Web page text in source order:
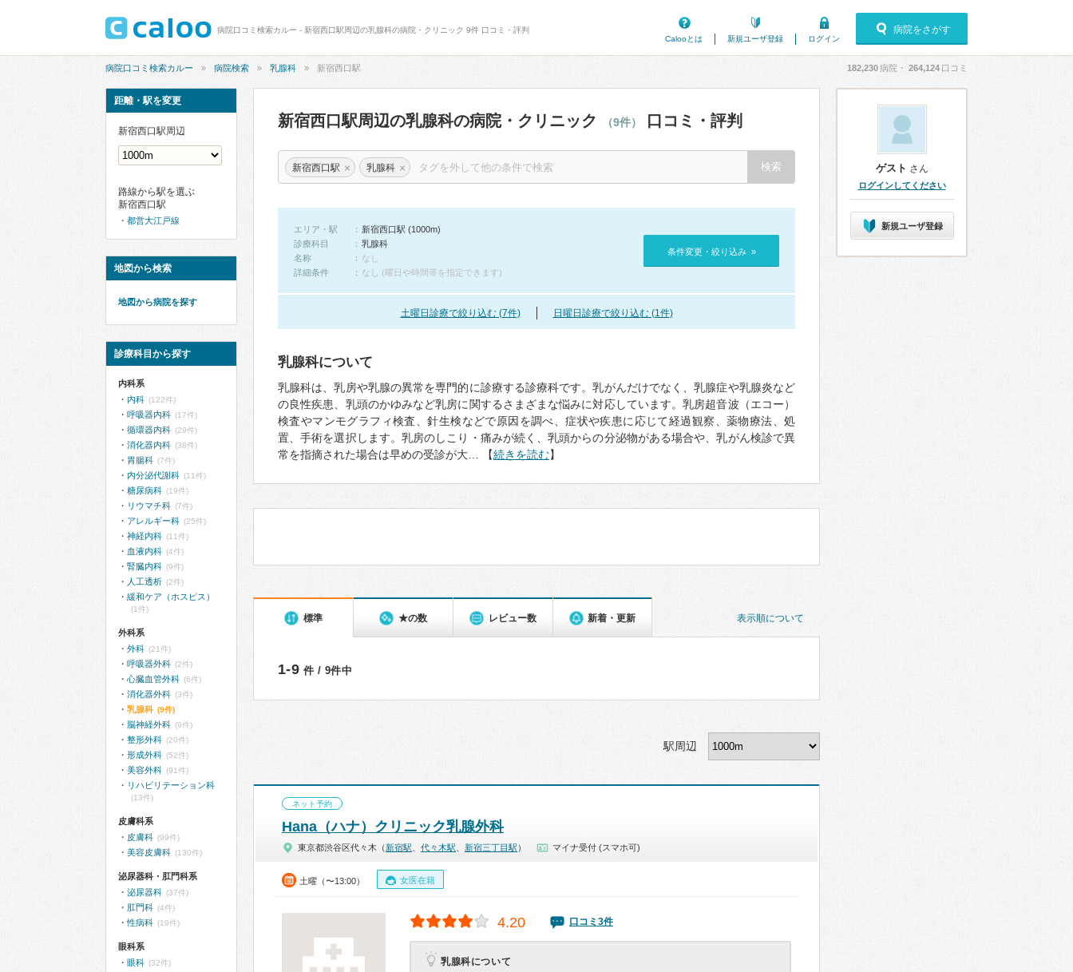
病院口コミ検索カルー - 新宿西口駅周辺の乳腺科の病院・クリニック 9件 口コミ・評判
Calooとは
新規ユーザ登録 ログイン
病院をさがす
病院口コミ検索カルー 病院検索 乳腺科 新宿西口駅 182,230病院・ 264,124 口コミ
新宿西口駅周辺の乳腺科の病院・クリニック （9件） 口コミ・評判
新宿西口駅 × 乳腺科 ×
エリア・駅
新宿西口駅 (1000m)
診療科目
乳腺科
名称
なし
詳細条件
なし (曜日や時間帯を指定できます)
条件変更・絞り込み »
土曜日診療で絞り込む (7件) 日曜日診療で絞り込む (1件)
乳腺科について
乳腺科は、乳房や乳腺の異常を専門的に診療する診療科です。乳がんだけでなく、乳腺症や乳腺炎など
の良性疾患、乳頭のかゆみなど乳房に関するさまざまな悩みに対応しています。乳房超音波（エコー）
検査やマンモグラフィ検査、針生検などで原因を調べ、症状や疾患に応じて経過観察、薬物療法、処
置、手術を選択します。乳房のしこり・痛みが続く、乳頭からの分泌物がある場合や、乳がん検診で異
常を指摘された場合は早めの受診が大… 【続きを読む】
表示順について
標準 ★の数 レビュー数 新着・更新
1-9 件 / 9件中
駅周辺
ネット予約
Hana（ハナ）クリニック乳腺外科
東京都渋谷区代々木（ 新宿駅 代々木駅 新宿三丁目駅 ） マイナ受付 (スマホ可)
土曜（〜13:00） 女医在籍
4.20 口コミ3件
乳腺科について
距離・駅を変更
新宿西口駅周辺
路線から駅を選ぶ
新宿西口駅
都営大江戸線
地図から検索
地図から病院を探す
診療科目から探す
内科系
内科 (122件)
呼吸器内科 (17件)
循環器内科 (29件)
消化器内科 (38件)
胃腸科 (7件)
内分泌代謝科 (11件)
糖尿病科 (19件)
リウマチ科 (7件)
アレルギー科 (25件)
神経内科 (11件)
血液内科 (4件)
腎臓内科 (9件)
人工透析 (2件)
緩和ケア（ホスピス）
(1件)
外科系
外科 (21件)
呼吸器外科 (2件)
心臓血管外科 (6件)
消化器外科 (3件)
乳腺科 (9件)
脳神経外科 (9件)
整形外科 (20件)
形成外科 (52件)
美容外科 (91件)
リハビリテーション科
(13件)
皮膚科系
皮膚科 (99件)
美容皮膚科 (130件)
泌尿器科・肛門科系
泌尿器科 (37件)
肛門科 (4件)
性病科 (19件)
眼科系
眼科 (32件)
ゲスト さん
ログインしてください
新規ユーザ登録